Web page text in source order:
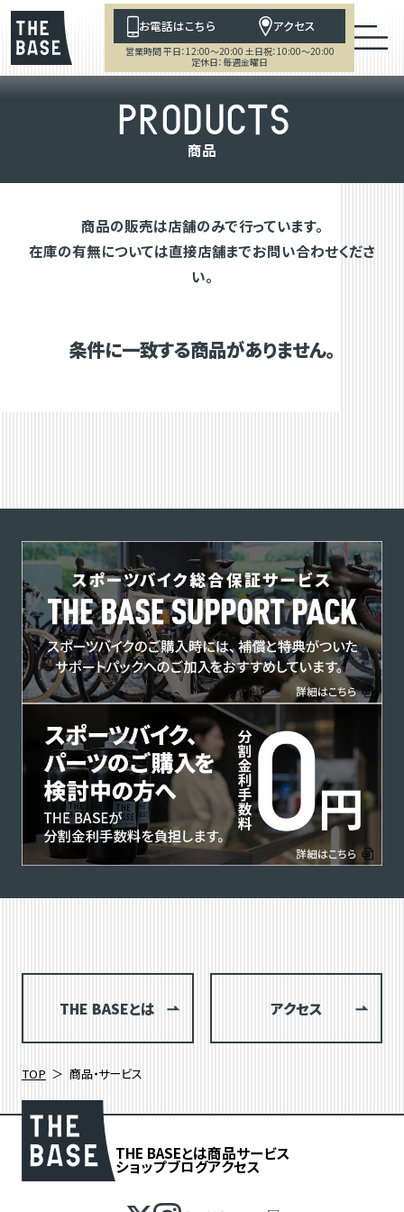
お電話はこちら アクセス
営業時間 平日：12:00～20:00 土日祝：10:00～20:00
定休日：毎週金曜日
PRODUCTS
商品
商品の販売は店舗のみで行っています。
在庫の有無については直接店舗までお問い合わせくださ
い。
条件に一致する商品がありません。
THE BASEとは アクセス
TOP 商品・サービス
THE BASEとは商品サービス
ショップブログアクセス